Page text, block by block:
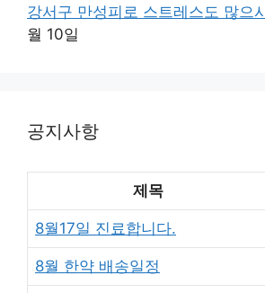
강서구 만성피로 스트레스도 많으
월 10일
공지사항
제목
8월17일 진료합니다.
8월 한약 배송일정